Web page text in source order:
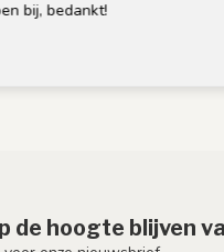
bedankt!
de hoogte blijven